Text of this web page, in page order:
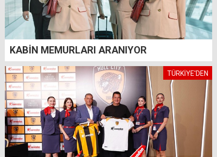
KABİN MEMURLARI ARANIYOR
TÜRKİYE'DEN